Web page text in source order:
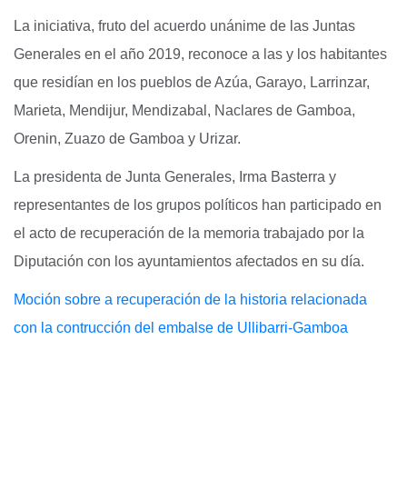
La iniciativa, fruto del acuerdo unánime de las Juntas
Generales en el año 2019, reconoce a las y los habitantes
que residían en los pueblos de Azúa, Garayo, Larrinzar,
Marieta, Mendijur, Mendizabal, Naclares de Gamboa,
Orenin, Zuazo de Gamboa y Urizar.
La presidenta de Junta Generales, Irma Basterra y
representantes de los grupos políticos han participado en
el acto de recuperación de la memoria trabajado por la
Diputación con los ayuntamientos afectados en su día.
Moción sobre a recuperación de la historia relacionada
con la contrucción del embalse de Ullibarri-Gamboa